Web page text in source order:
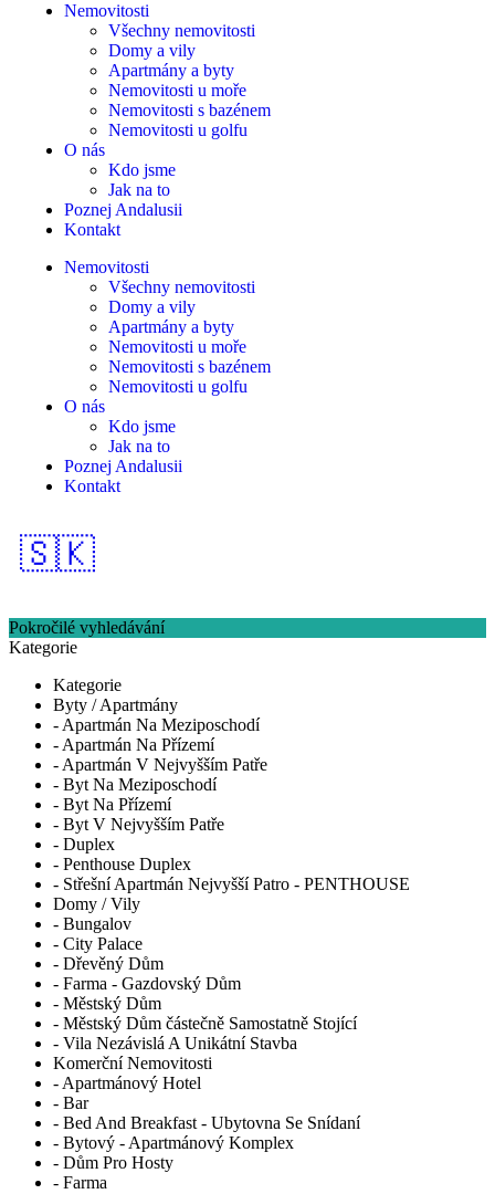
Nemovitosti
Všechny nemovitosti
Domy a vily
Apartmány a byty
Nemovitosti u moře
Nemovitosti s bazénem
Nemovitosti u golfu
O nás
Kdo jsme
Jak na to
Poznej Andalusii
Kontakt
Nemovitosti
Všechny nemovitosti
Domy a vily
Apartmány a byty
Nemovitosti u moře
Nemovitosti s bazénem
Nemovitosti u golfu
O nás
Kdo jsme
Jak na to
Poznej Andalusii
Kontakt
🇸🇰
Pokročilé vyhledávání
Kategorie
Kategorie
Byty / Apartmány
- Apartmán Na Meziposchodí
- Apartmán Na Přízemí
- Apartmán V Nejvyšším Patře
- Byt Na Meziposchodí
- Byt Na Přízemí
- Byt V Nejvyšším Patře
- Duplex
- Penthouse Duplex
- Střešní Apartmán Nejvyšší Patro - PENTHOUSE
Domy / Vily
- Bungalov
- City Palace
- Dřevěný Dům
- Farma - Gazdovský Dům
- Městský Dům
- Městský Dům částečně Samostatně Stojící
- Vila Nezávislá A Unikátní Stavba
Komerční Nemovitosti
- Apartmánový Hotel
- Bar
- Bed And Breakfast - Ubytovna Se Snídaní
- Bytový - Apartmánový Komplex
- Dům Pro Hosty
- Farma